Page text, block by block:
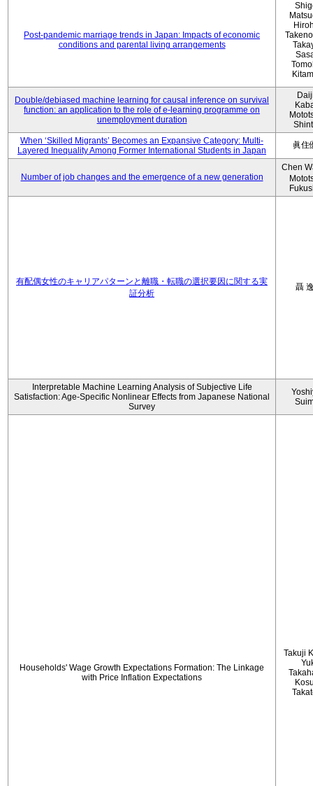
Post-pandemic marriage trends in Japan: Impacts of economic
conditions and parental living arrangements
Double/debiased machine learning for causal inference on survival
function: an application to the role of e-learning programme on
unemployment duration
When ‘Skilled Migrants’ Becomes an Expansive Category: Multi-
Layered Inequality Among Former International Students in Japan
眞住
Number of job changes and the emergence of a new generation
Chen
有配偶女性のキャリアパターンと離職・転職の選択要因に関する実
証分析
聶
Interpretable Machine Learning Analysis of Subjective Life
Satisfaction: Age-Specific Nonlinear Effects from Japanese National
Survey
Households' Wage Growth Expectations Formation: The Linkage
with Price Inflation Expectations
Takuji